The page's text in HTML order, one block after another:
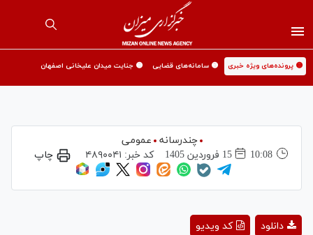
🟡 پرونده‌های ویژه خبری 🟡 سامانه‌های قضایی 🟡 جنایت میدان علیخانی اصفهان
چندرسانه
عمومی
10:08
15 فروردين 1405 کد خبر: ۴۸۹۰۰۴۱ چاپ
کد ویدیو دانلود